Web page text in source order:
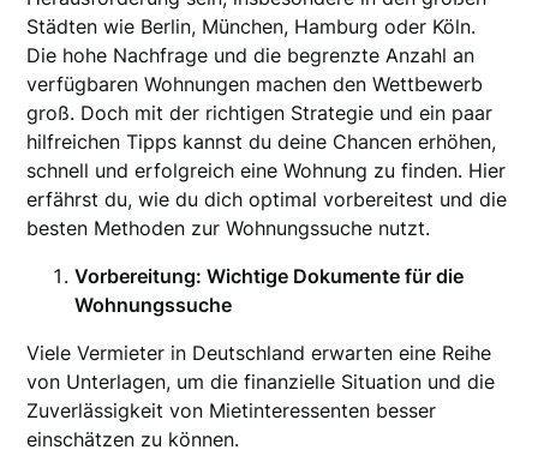
Städten wie Berlin, München, Hamburg oder Köln.
Die hohe Nachfrage und die begrenzte Anzahl an
verfügbaren Wohnungen machen den Wettbewerb
groß. Doch mit der richtigen Strategie und ein paar
hilfreichen Tipps kannst du deine Chancen erhöhen,
schnell und erfolgreich eine Wohnung zu finden. Hier
erfährst du, wie du dich optimal vorbereitest und die
besten Methoden zur Wohnungssuche nutzt.
Vorbereitung: Wichtige Dokumente für die
Wohnungssuche
Viele Vermieter in Deutschland erwarten eine Reihe
von Unterlagen, um die finanzielle Situation und die
Zuverlässigkeit von Mietinteressenten besser
einschätzen zu können.